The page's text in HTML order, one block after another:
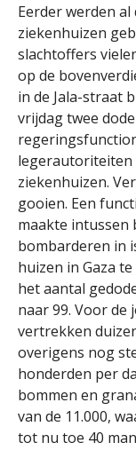
Eerder werden
ziekenhuizen
slachtoffers
op de
in de Jala-straat
vrijdag twee
legerautoriteiten
ziekenhuizen.
gooien. Een
maakte intussen
bombarderen in
huizen in Gaza
het aantal
naar 99. Voor de
vertrekken
overigens nog
honderden per
bommen en
van de 11.000,
tot nu toe 40